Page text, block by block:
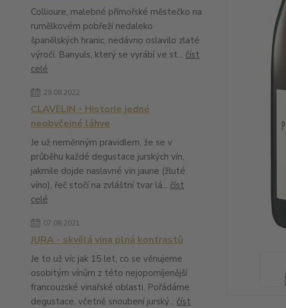
Collioure, malebné přímořské městečko na
rumělkovém pobřeží nedaleko
španělských hranic, nedávno oslavilo zlaté
výročí. Banyuls, který se vyrábí ve st... číst
celé
29.08.2022
CLAVELIN - Historie jedné
neobyčejné láhve
Je už neměnným pravidlem, že se v
průběhu každé degustace jurských vín,
jakmile dojde naslavné vin jaune (žluté
víno), řeč stočí na zvláštní tvar lá... číst
celé
07.08.2021
JURA - skvělá vína plná kontrastů
Je to už víc jak 15 let, co se věnujeme
osobitým vínům z této nejopomíjenější
francouzské vinařské oblasti. Pořádáme
degustace, včetně snoubení jurský... číst